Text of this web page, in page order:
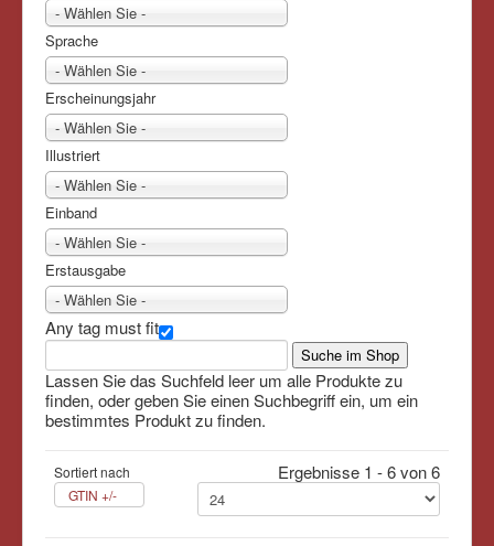
- Wählen Sie -
Sprache
- Wählen Sie -
Erscheinungsjahr
- Wählen Sie -
Illustriert
- Wählen Sie -
Einband
- Wählen Sie -
Erstausgabe
- Wählen Sie -
Any tag must fit
Lassen Sie das Suchfeld leer um alle Produkte zu
finden, oder geben Sie einen Suchbegriff ein, um ein
bestimmtes Produkt zu finden.
Sortiert nach
GTIN +/-
Ergebnisse 1 - 6 von 6